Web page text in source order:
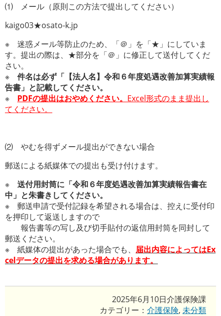
⑴ メール（原則この方法で提出してください）
kaigo03★osato-k.jp
※ 迷惑メール等防止のため、「＠」を「★」にしていま
す。提出の際は、★部分を「＠」に修正して送付してくだ
さい。
※ 件名は必ず「【法人名】令和６年度処遇改善加算実績報
告書」と記載してください。
※ PDFの提出はおやめください。 Excel形式のまま提出し
てください。
⑵ やむを得ずメール提出ができない場合
郵送による紙媒体での提出も受け付けます。
※ 送付用封筒に「令和６年度処遇改善加算実績報告書在
中」と朱書きしてください。
※ 郵送申請で受付記録を希望される場合は、控えに受付印
を押印して返送しますので
報告書等の写し及び切手貼付の返信用封筒を同封して
郵送ください。
※ 紙媒体の提出があった場合でも、 届出内容によってはEx
celデータの提出を求める場合があります。
2025年6月10日介護保険課
カテゴリー： 介護保険, 未分類